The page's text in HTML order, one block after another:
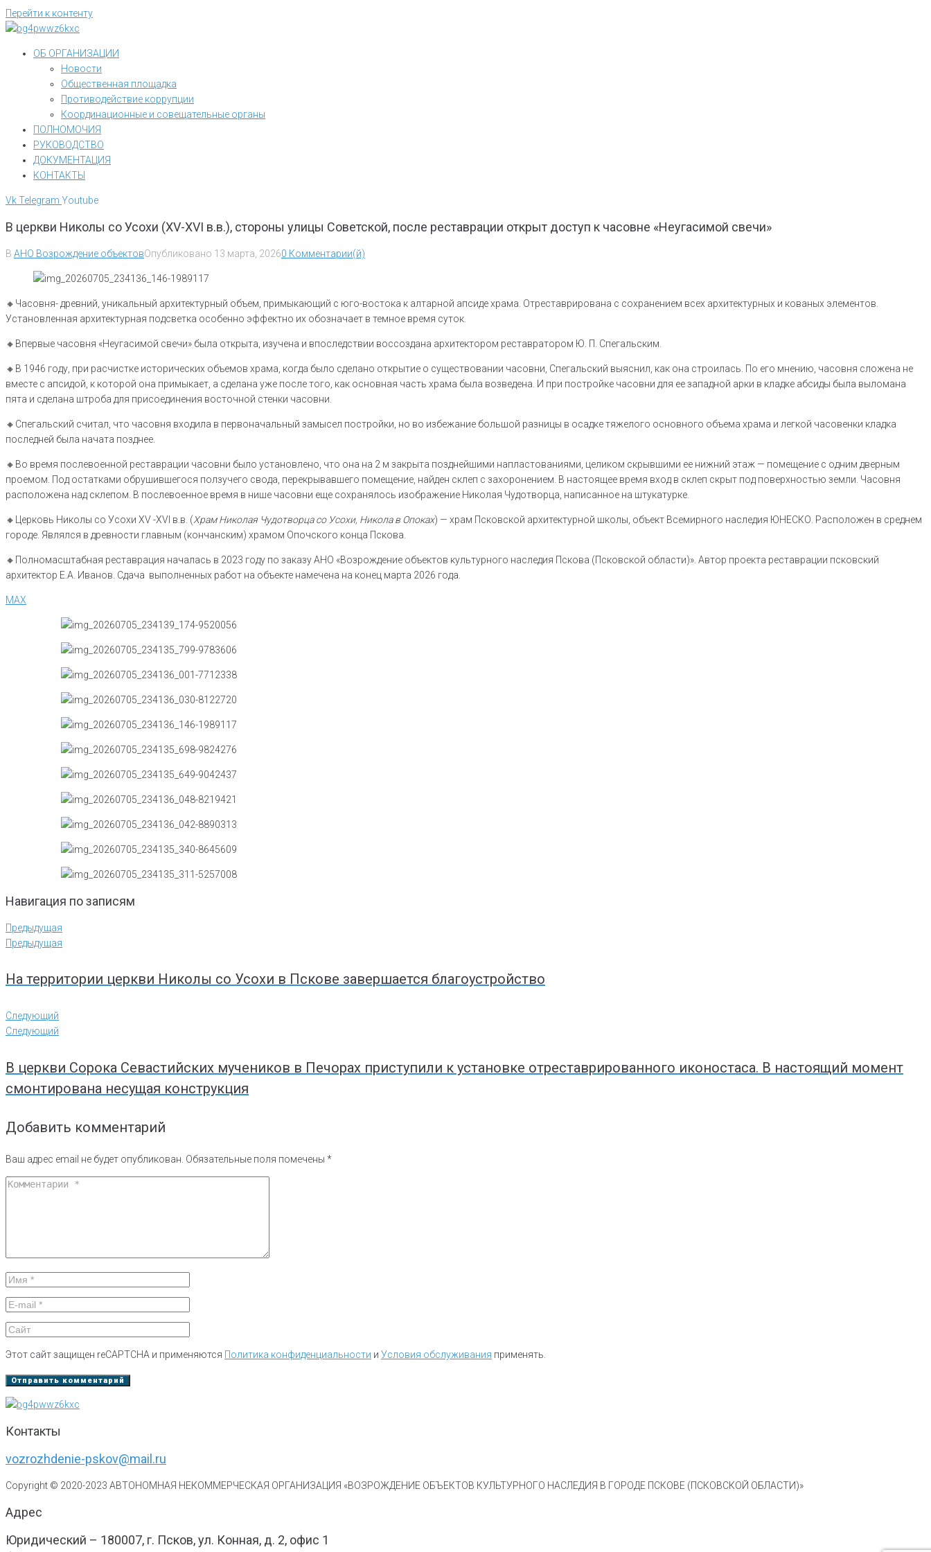
Перейти к контенту
ОБ ОРГАНИЗАЦИИ
Новости
Общественная площадка
Противодействие коррупции
Координационные и совещательные органы
ПОЛНОМОЧИЯ
РУКОВОДСТВО
ДОКУМЕНТАЦИЯ
КОНТАКТЫ
VkTelegram Youtube
В церкви Николы со Усохи (XV-XVI в.в.), стороны улицы Советской, после реставрации открыт доступ к часовне «Неугасимой свечи»
В АНО Возрождение объектовОпубликовано 13 марта, 20260 Комментарии(й)
🔸Часовня- древний, уникальный архитектурный объем, примыкающий с юго-востока к алтарной апсиде храма. Отреставрирована с сохранением всех архитектурных и кованых элементов.
Установленная архитектурная подсветка особенно эффектно их обозначает в темное время суток.
🔸Впервые часовня «Неугасимой свечи» была открыта, изучена и впоследствии воссоздана архитектором реставратором Ю. П. Спегальским.
🔸В 1946 году, при расчистке исторических объемов храма, когда было сделано открытие о существовании часовни, Спегальский выяснил, как она строилась. По его мнению, часовня сложена не
вместе с апсидой, к которой она примыкает, а сделана уже после того, как основная часть храма была возведена. И при постройке часовни для ее западной арки в кладке абсиды была выломана
пята и сделана штроба для присоединения восточной стенки часовни.
🔸Спегальский считал, что часовня входила в первоначальный замысел постройки, но во избежание большой разницы в осадке тяжелого основного объема храма и легкой часовенки кладка
последней была начата позднее.
🔸Во время послевоенной реставрации часовни было установлено, что она на 2 м закрыта позднейшими напластованиями, целиком скрывшими ее нижний этаж — помещение с одним дверным
проемом. Под остатками обрушившегося ползучего свода, перекрывавшего помещение, найден склеп с захоронением. В настоящее время вход в склеп скрыт под поверхностью земли. Часовня
расположена над склепом. В послевоенное время в нише часовни еще сохранялось изображение Николая Чудотворца, написанное на штукатурке.
🔸Церковь Николы со Усохи XV -XVI в.в. (Храм Николая Чудотворца со Усохи, Никола в Опоках) — храм Псковской архитектурной школы, объект Всемирного наследия ЮНЕСКО. Расположен в среднем
городе. Являлся в древности главным (кончанским) храмом Опочского конца Пскова.
🔸Полномасштабная реставрация началась в 2023 году по заказу АНО «Возрождение объектов культурного наследия Пскова (Псковской области)». Автор проекта реставрации псковский
архитектор Е.А. Иванов. Сдача выполненных работ на объекте намечена на конец марта 2026 года.
MAX
Навигация по записям
Предыдущая
Предыдущая
На территории церкви Николы со Усохи в Пскове завершается благоустройство
Следующий
Следующий
В церкви Сорока Севастийских мучеников в Печорах приступили к установке отреставрированного иконостаса. В настоящий момент
смонтирована несущая конструкция
Добавить комментарий
Ваш адрес email не будет опубликован. Обязательные поля помечены *
Этот сайт защищен reCAPTCHA и применяются Политика конфиденциальности и Условия обслуживания применять.
Контакты
vozrozhdenie-pskov@mail.ru
Copyright © 2020-2023 АВТОНОМНАЯ НЕКОММЕРЧЕСКАЯ ОРГАНИЗАЦИЯ «ВОЗРОЖДЕНИЕ ОБЪЕКТОВ КУЛЬТУРНОГО НАСЛЕДИЯ В ГОРОДЕ ПСКОВЕ (ПСКОВСКОЙ ОБЛАСТИ)»
Адрес
Юридический – 180007, г. Псков, ул. Конная, д. 2, офис 1